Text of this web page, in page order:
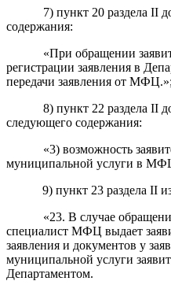
7) пункт 20 раздела II
содержания:
«При обращении
регистрации заявления в
передачи заявления от МФЦ.»;
8) пункт 22 раздела II
следующего содержания:
«3) возможность
муниципальной услуги в
9) пункт 23раздела II
«23. В случае
специалист МФЦ выдает
заявления и документов у
муниципальной услуги
Департаментом.